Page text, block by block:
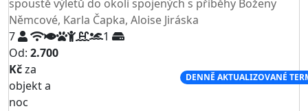
spoustě výletů do okolí spojených s příběhy Boženy
Němcové, Karla Čapka, Aloise Jiráska
7
1
Od: 2.700
Kčza
objekt a
noc
DENNĚ AKTUALIZOVANÉ